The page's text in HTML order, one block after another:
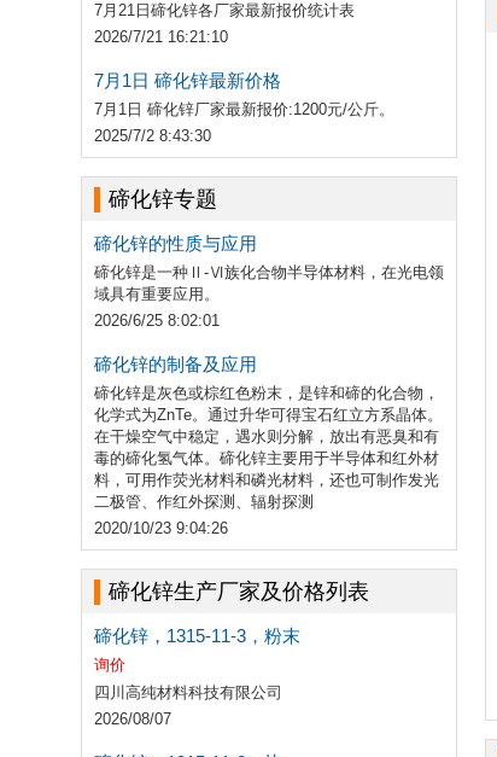
7月21日碲化锌各厂家最新报价统计表
2026/7/21 16:21:10
7月1日 碲化锌最新价格
7月1日 碲化锌厂家最新报价:1200元/公斤。
2025/7/2 8:43:30
碲化锌专题
碲化锌的性质与应用
碲化锌是一种Ⅱ-Ⅵ族化合物半导体材料，在光电领
域具有重要应用。
2026/6/25 8:02:01
碲化锌的制备及应用
碲化锌是灰色或棕红色粉末，是锌和碲的化合物，
化学式为ZnTe。通过升华可得宝石红立方系晶体。
在干燥空气中稳定，遇水则分解，放出有恶臭和有
毒的碲化氢气体。碲化锌主要用于半导体和红外材
料，可用作荧光材料和磷光材料，还也可制作发光
二极管、作红外探测、辐射探测
2020/10/23 9:04:26
碲化锌生产厂家及价格列表
碲化锌，1315-11-3，粉末
询价
四川高纯材料科技有限公司
2026/08/07